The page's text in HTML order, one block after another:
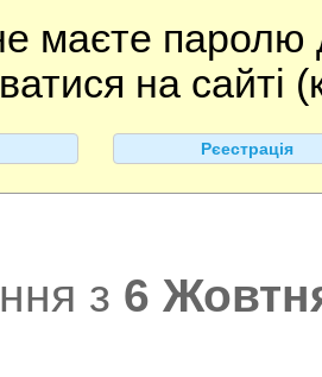
маєте паролю
на сайті
Рєестрація
з 6